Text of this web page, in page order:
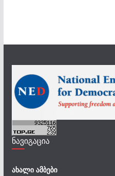
ნავიგაცია
ახალი ამბები